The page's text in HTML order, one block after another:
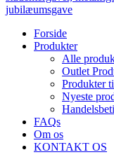
Forside
Produkter
Alle
Outlet
Produkter
Nyeste
FAQs
Om os
KONTAKT OS